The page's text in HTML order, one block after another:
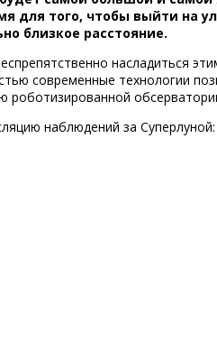
для того, чтобы выйти на
близкое расстояние.
насладиться
современные технологии
роботизированной
наблюдений за Суперлуной: